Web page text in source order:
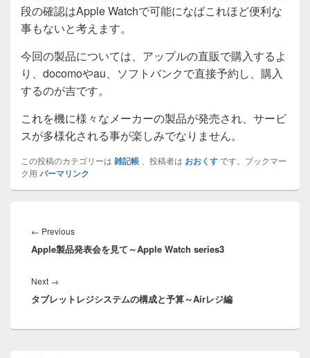
段の確認はApple Watchで可能になばこれほど便利な
事もないと考えます。
今回の製品については、アップルの直販で購入するよ
り、docomoやau、ソフトバンクで直接予約し、購入
するのが吉です。
これを機に様々なメーカーの製品が発売され、サービ
スが多様化される事が楽しみでなりません。
この投稿のカテゴリーは 雑記帳 、投稿者は おおくすです。ブックマー
ク用 パーマリンク
稿
ナ
ゲ
ー
シ
← PreviousPrevious
post:
Apple製品発表会を見て～Apple Watch series3
Next →
post:
タブレットレジシステムの構成と予算～Airレジ編